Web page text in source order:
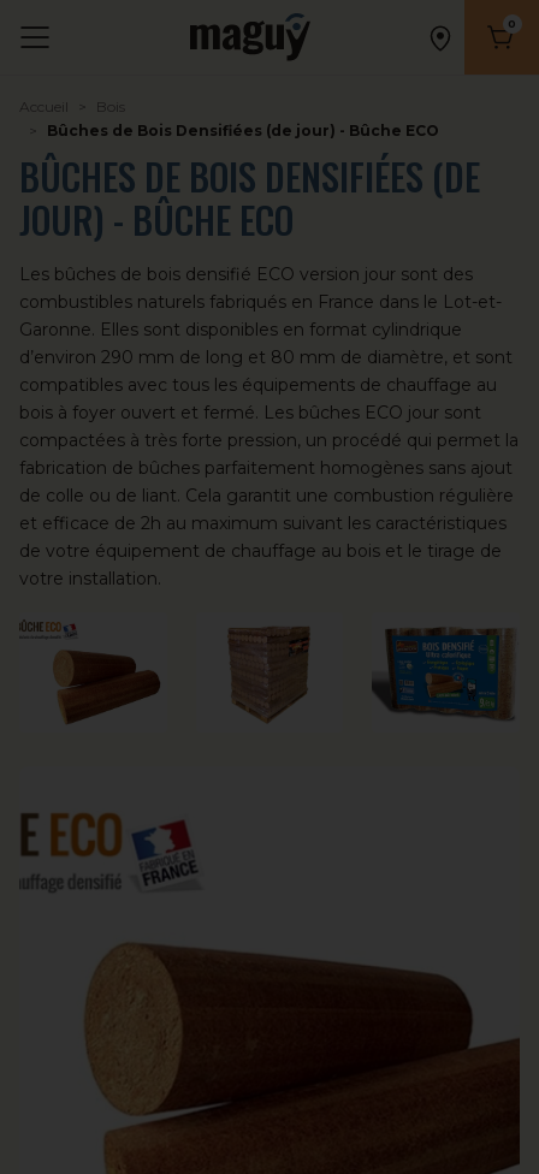
0
Accueil
Bois
Bûches de Bois Densifiées (de jour) - Bûche ECO
BÛCHES DE BOIS DENSIFIÉES (DE
JOUR) - BÛCHE ECO
Les bûches de bois densifié ECO version jour sont des
combustibles naturels fabriqués en France dans le Lot-et-
Garonne. Elles sont disponibles en format cylindrique
d’environ 290 mm de long et 80 mm de diamètre, et sont
compatibles avec tous les équipements de chauffage au
bois à foyer ouvert et fermé. Les bûches ECO jour sont
compactées à très forte pression, un procédé qui permet la
fabrication de bûches parfaitement homogènes sans ajout
de colle ou de liant. Cela garantit une combustion régulière
et efficace de 2h au maximum suivant les caractéristiques
de votre équipement de chauffage au bois et le tirage de
votre installation.